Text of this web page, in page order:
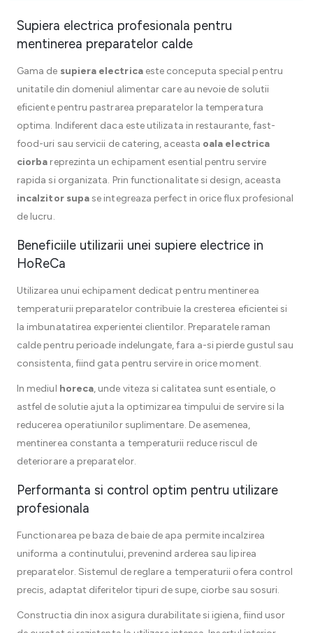
Supiera electrica profesionala pentru
mentinerea preparatelor calde
Gama de supiera electricaeste conceputa special pentru
unitatile din domeniul alimentar care au nevoie de solutii
eficiente pentru pastrarea preparatelor la temperatura
optima. Indiferent daca este utilizata in restaurante, fast-
food-uri sau servicii de catering, aceasta oala electrica
ciorba reprezinta un echipament esential pentru servire
rapida si organizata. Prin functionalitate si design, aceasta
incalzitor supase integreaza perfect in orice flux profesional
de lucru.
Beneficiile utilizarii unei supiere electrice in
HoReCa
Utilizarea unui echipament dedicat pentru mentinerea
temperaturii preparatelor contribuie la cresterea eficientei si
la imbunatatirea experientei clientilor. Preparatele raman
calde pentru perioade indelungate, fara a-si pierde gustul sau
consistenta, fiind gata pentru servire in orice moment.
In mediul horeca, unde viteza si calitatea sunt esentiale, o
astfel de solutie ajuta la optimizarea timpului de servire si la
reducerea operatiunilor suplimentare. De asemenea,
mentinerea constanta a temperaturii reduce riscul de
deteriorare a preparatelor.
Performanta si control optim pentru utilizare
profesionala
Functionarea pe baza de baie de apa permite incalzirea
uniforma a continutului, prevenind arderea sau lipirea
preparatelor. Sistemul de reglare a temperaturii ofera control
precis, adaptat diferitelor tipuri de supe, ciorbe sau sosuri.
Constructia din inox asigura durabilitate si igiena, fiind usor